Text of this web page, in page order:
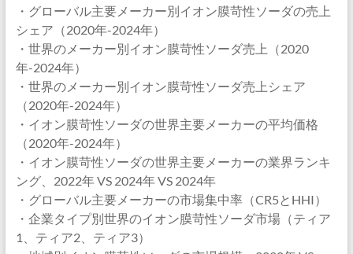
・グローバル主要メーカー別イオン膜苛性ソーダの売上
シェア（2020年-2024年）
・世界のメーカー別イオン膜苛性ソーダ売上（2020
年-2024年）
・世界のメーカー別イオン膜苛性ソーダ売上シェア
（2020年-2024年）
・イオン膜苛性ソーダの世界主要メーカーの平均価格
（2020年-2024年）
・イオン膜苛性ソーダの世界主要メーカーの業界ランキ
ング、2022年 VS 2024年 VS 2024年
・グローバル主要メーカーの市場集中率（CR5とHHI）
・企業タイプ別世界のイオン膜苛性ソーダ市場（ティア
1、ティア2、ティア3）